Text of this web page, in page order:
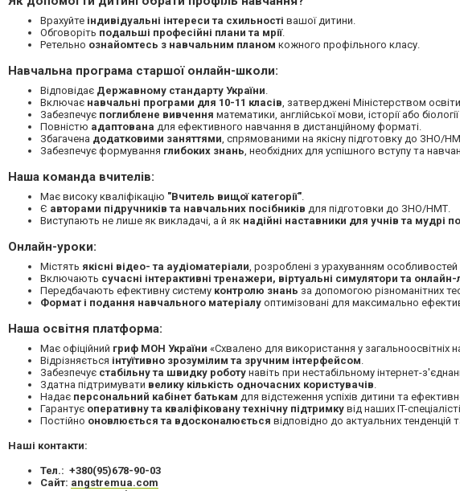
Врахуйте індивідуальні інтереси та схильності вашої дитини.
Обговоріть подальші професійні плани та мрії.
Ретельно ознайомтесь з навчальним планом кожного профільного класу.
Навчальна програма старшої онлайн-школи:
Відповідає Державному стандарту України
Включає навчальні програми для 10-11 класів , затверджені Міністерством освіти
Забезпечує поглиблене вивчення математики, англійської мови, історії або біології
Повністю адаптована для ефективного навчання в дистанційному форматі.
Збагачена додатковими заняттями , спрямованими на якісну підготовку до ЗНО/
Забезпечує формування глибоких знань , необхідних для успішного вступу та
Наша команда вчителів:
Має високу кваліфікацію "Вчитель вищої категорії"
Є авторами підручників та навчальних посібників для підготовки до ЗНО/НМТ.
Виступають не лише як викладачі, а й як надійні наставники для учнів та мудрі
Онлайн-уроки:
Містять якісні відео- та аудіоматеріали , розроблені з урахуванням
Включають сучасні інтерактивні тренажери, віртуальні симулятори та онлайн-
Передбачають ефективну систему контролю знань за допомогою різноманітних
Формат і подання навчального матеріалу оптимізовані для максимально
Наша освітня платформа:
Має офіційний гриф МОН України «Схвалено для використання у загальноосвітніх
Відрізняється інтуїтивно зрозумілим та зручним інтерфейсом
Забезпечує стабільну та швидку роботу навіть при нестабільному інтернет-
Здатна підтримувати велику кількість одночасних користувачів
Надає персональний кабінет батькам для відстеження успіхів дитини та
Гарантує оперативну та кваліфіковану технічну підтримку від наших IT-
Постійно оновлюється та вдосконалюється відповідно до актуальних тенденцій
Наші контакти:
Тел.: +380(95)678-90-03
Сайт: angstremua.com